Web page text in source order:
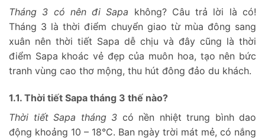
Tháng 3 có nên đi Sapa không? Câu trả lời là có!
Tháng 3 là thời điểm chuyển giao từ mùa đông sang
xuân nên thời tiết Sapa dễ chịu và đây cũng là thời
điểm Sapa khoác vẻ đẹp của muôn hoa, tạo nên bức
tranh vùng cao thơ mộng, thu hút đông đảo du khách.
1.1. Thời tiết Sapa tháng 3 thế nào?
Thời tiết Sapa tháng 3 có nền nhiệt trung bình dao
động khoảng 10 – 18°C. Ban ngày trời mát mẻ, có nắng